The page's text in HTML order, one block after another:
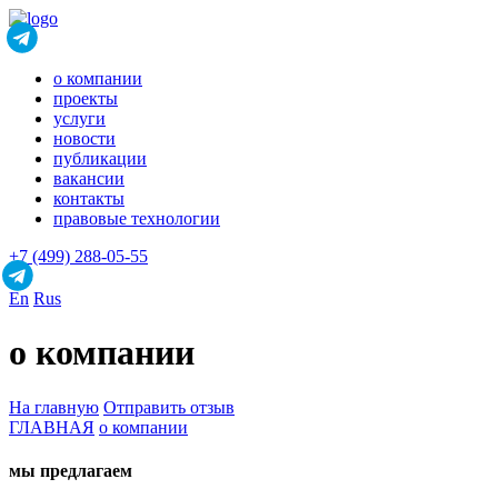
о компании
проекты
услуги
новости
публикации
вакансии
контакты
правовые технологии
+7 (499) 288-05-55
En Rus
о компании
На главную Отправить отзыв
ГЛАВНАЯ о компании
мы предлагаем